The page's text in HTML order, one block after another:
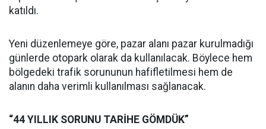
katıldı.
Yeni düzenlemeye göre, pazar alanı pazar kurulmadığı
günlerde otopark olarak da kullanılacak. Böylece hem
bölgedeki trafik sorununun hafifletilmesi hem de
alanın daha verimli kullanılması sağlanacak.
“44 YILLIK SORUNU TARİHE GÖMDÜK”